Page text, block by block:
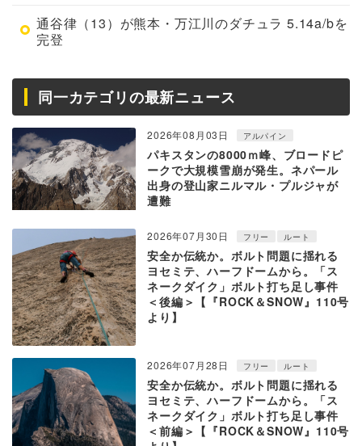
通谷律（13）が熊本・万江川のダチュラ 5.14a/bを
完登
同一カテゴリの最新ニュース
2026年08月03日 アルパイン
パキスタンの8000ｍ峰、ブロードピ
ークで大規模雪崩が発生。ネパール
出身の登山家ニルマル・プルジャが
遭難
2026年07月30日 フリー ルート
安全か伝統か。ボルト問題に揺れる
ヨセミテ、ハーフドームから。「ス
ネークダイク」ボルト打ち足し事件
＜後編＞【『ROCK＆SNOW』110号
より】
2026年07月28日 フリー ルート
安全か伝統か。ボルト問題に揺れる
ヨセミテ、ハーフドームから。「ス
ネークダイク」ボルト打ち足し事件
＜前編＞【『ROCK＆SNOW』110号